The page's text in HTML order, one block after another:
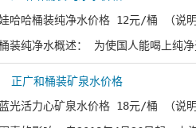
哈哈桶装纯净水价格 12元/桶 （说
装纯净水概述： 为使国人能喝上纯
正广和桶装矿泉水价格
光活力心矿泉水价格 18元/桶 （说